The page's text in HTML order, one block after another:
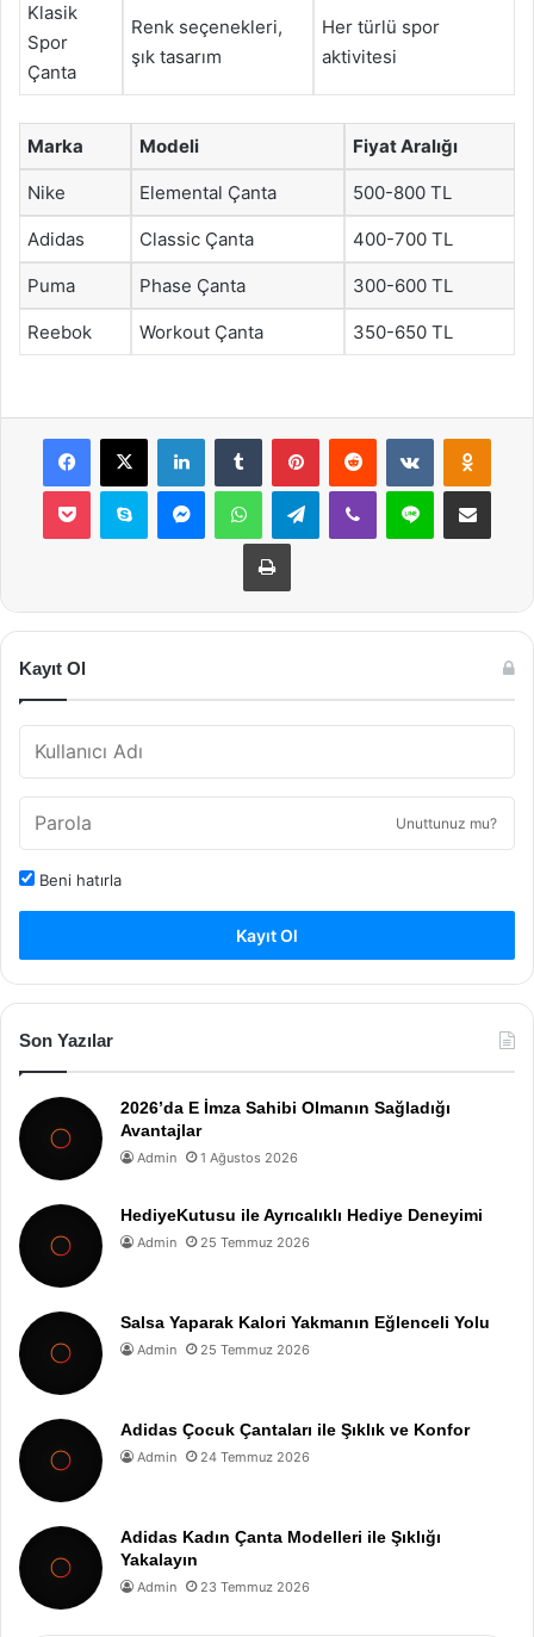
Klasik
Spor
Çanta
Renk seçenekleri,
şık tasarım
Her türlü spor
aktivitesi
Marka Modeli Fiyat Aralığı
Nike Elemental Çanta 500-800 TL
Adidas Classic Çanta 400-700 TL
Puma Phase Çanta 300-600 TL
Reebok Workout Çanta 350-650 TL
Facebook
X LinkedInTumblr PinterestReddit VKontakte
Pocket Skype MessengerWhatsAppTelegramViber Line E-Posta ile
Yazdır
Kayıt Ol
Unuttunuz mu?
Beni hatırla
Kayıt Ol
Son Yazılar
2026’da E İmza Sahibi Olmanın Sağladığı
Avantajlar
Admin 1 Ağustos 2026
HediyeKutusu ile Ayrıcalıklı Hediye Deneyimi
Admin 25 Temmuz 2026
Salsa Yaparak Kalori Yakmanın Eğlenceli Yolu
Admin 25 Temmuz 2026
Adidas Çocuk Çantaları ile Şıklık ve Konfor
Admin 24 Temmuz 2026
Adidas Kadın Çanta Modelleri ile Şıklığı
Yakalayın
Admin 23 Temmuz 2026